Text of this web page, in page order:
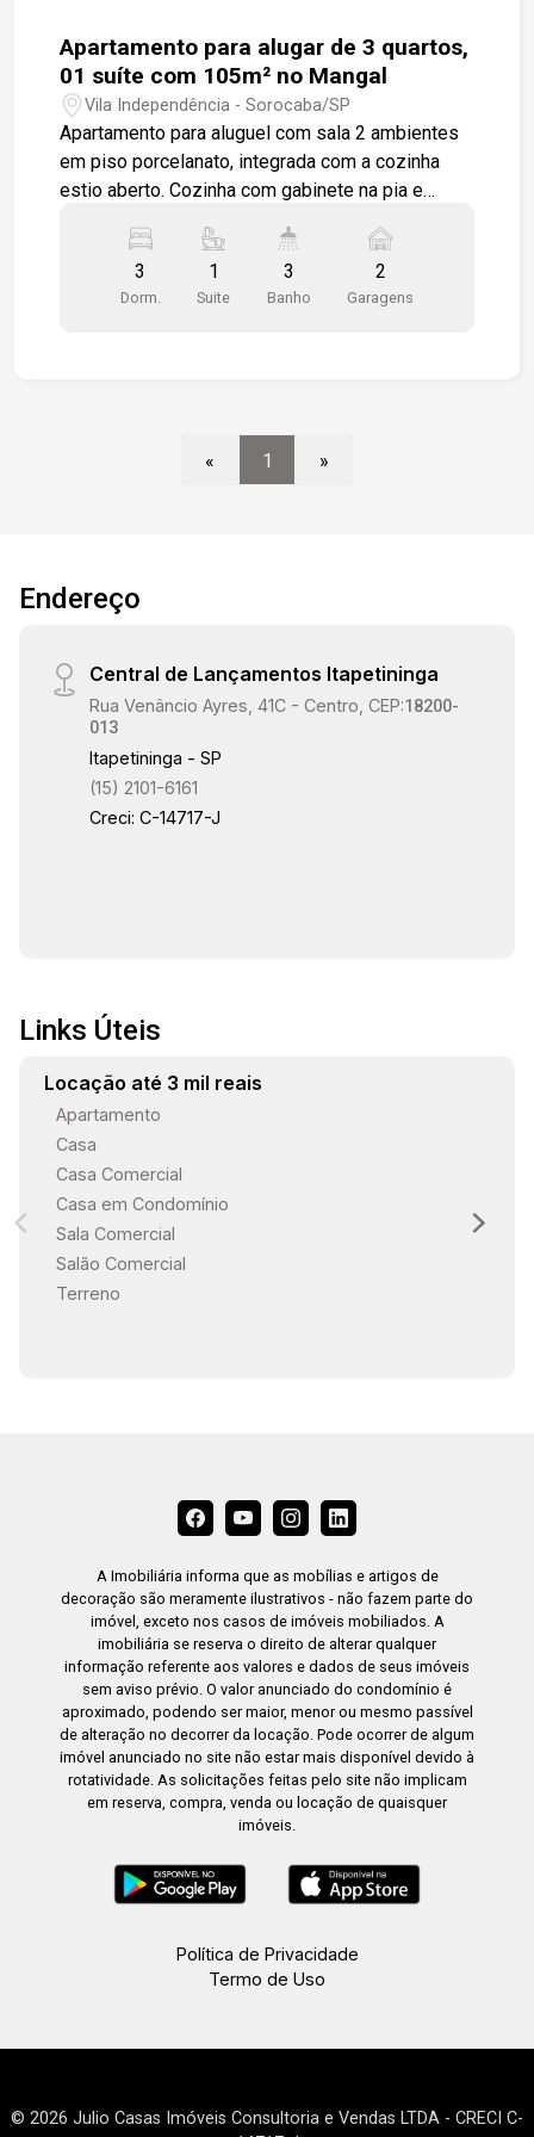
Apartamento para alugar de 3 quartos,
01 suíte com 105m² no Mangal
Vila Independência - Sorocaba/SP
Apartamento para aluguel com sala 2 ambientes
em piso porcelanato, integrada com a cozinha
estio aberto. Cozinha com gabinete na pia e
que proporciona vista da Cidade. São 03 quartos,
um deles é suíte, 02 dos quartos estão com
modulados. Os banheiros tem gabinetes.
para toda a família além de estar numa região rica
3
Dorm.
1
Suite
3
Banho
2
Garagens
« 1 »
Endereço
Central de Lançamentos Itapetininga
Rua Venâncio Ayres, 41C - Centro, CEP:18200-
013
Itapetininga - SP
(15) 2101-6161
Creci: C-14717-J
Links Úteis
Locação até 3 mil reais
Apartamento
Casa
Casa Comercial
Casa em Condomínio
Sala Comercial
Salão Comercial
Terreno
A Imobiliária informa que as mobílias e artigos de
decoração são meramente ilustrativos - não fazem parte do
imóvel, exceto nos casos de imóveis mobiliados. A
imobiliária se reserva o direito de alterar qualquer
informação referente aos valores e dados de seus imóveis
sem aviso prévio. O valor anunciado do condomínio é
aproximado, podendo ser maior, menor ou mesmo passível
de alteração no decorrer da locação. Pode ocorrer de algum
imóvel anunciado no site não estar mais disponível devido à
rotatividade. As solicitações feitas pelo site não implicam
em reserva, compra, venda ou locação de quaisquer
imóveis.
Política de Privacidade
Termo de Uso
© 2026 Julio Casas Imóveis Consultoria e Vendas LTDA - CRECI C-